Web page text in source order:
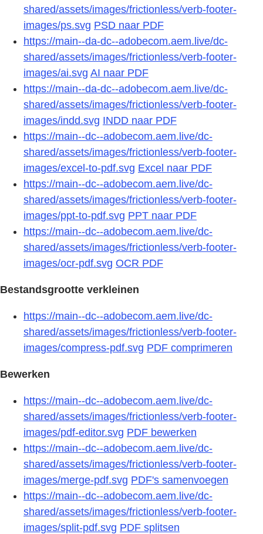
shared/assets/images/frictionless/verb-footer-
images/ps.svg PSD naar PDF
https://main--da-dc--adobecom.aem.live/dc-
shared/assets/images/frictionless/verb-footer-
images/ai.svg AI naar PDF
https://main--da-dc--adobecom.aem.live/dc-
shared/assets/images/frictionless/verb-footer-
images/indd.svg INDD naar PDF
https://main--dc--adobecom.aem.live/dc-
shared/assets/images/frictionless/verb-footer-
images/excel-to-pdf.svg Excel naar PDF
https://main--dc--adobecom.aem.live/dc-
shared/assets/images/frictionless/verb-footer-
images/ppt-to-pdf.svg PPT naar PDF
https://main--dc--adobecom.aem.live/dc-
shared/assets/images/frictionless/verb-footer-
images/ocr-pdf.svg OCR PDF
Bestandsgrootte verkleinen
https://main--dc--adobecom.aem.live/dc-
shared/assets/images/frictionless/verb-footer-
images/compress-pdf.svg PDF comprimeren
Bewerken
https://main--dc--adobecom.aem.live/dc-
shared/assets/images/frictionless/verb-footer-
images/pdf-editor.svg PDF bewerken
https://main--dc--adobecom.aem.live/dc-
shared/assets/images/frictionless/verb-footer-
images/merge-pdf.svg PDF's samenvoegen
https://main--dc--adobecom.aem.live/dc-
shared/assets/images/frictionless/verb-footer-
images/split-pdf.svg PDF splitsen